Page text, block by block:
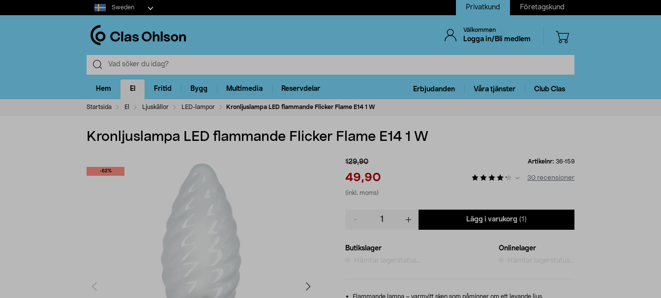
Select
market
Sweden Privatkund Företagskund
Välkommen
Logga in/Bli medlem
Hem El Fritid Bygg Multimedia Reservdelar Erbjudanden Våra tjänster Club Clas
Startsida El Ljuskällor LED-lampor Kronljuslampa LED flammande Flicker Flame E14 1 W
Kronljuslampa LED flammande Flicker Flame E14 1 W
-62%
129,90
49,90
(inkl. moms)
Artikelnr: 36-159
30 recensioner
Lägg i varukorg (1)
Butikslager
Hämtar lagerstatus...
Onlinelager
Hämtar lagerstatus...
Flammande lampa – varmvitt sken som påminner om ett levande ljus.